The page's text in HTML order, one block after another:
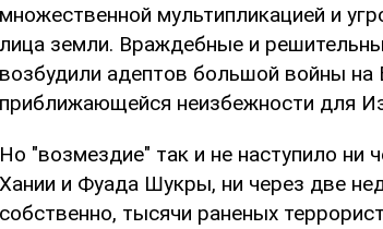
множественной мультипликацией и
лица земли. Враждебные и
возбудили адептов большой войны
приближающейся неизбежности для
Но "возмездие" так и не наступило
Хании и Фуада Шукры, ни через две
собственно, тысячи раненых